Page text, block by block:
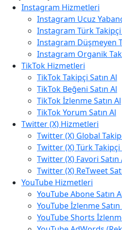
Instagram Hizmetleri
Instagram Ucuz
Instagram Türk Takipçi
Instagram Düşmeyen
Instagram Organik
TikTok Hizmetleri
TikTok Takipçi Satın Al
TikTok Beğeni Satın Al
TikTok İzlenme Satın Al
TikTok Yorum Satın Al
Twitter (X) Hizmetleri
Twitter (X) Global
Twitter (X) Türk Takipçi
Twitter (X) Favori Satın
Twitter (X) ReTweet
YouTube Hizmetleri
YouTube Abone Satın
YouTube İzlenme Satın
YouTube Shorts